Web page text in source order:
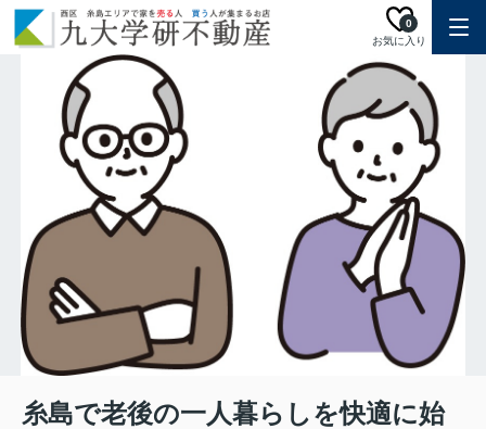
お気に入り
0
糸島で老後の一人暮らしを快適に始